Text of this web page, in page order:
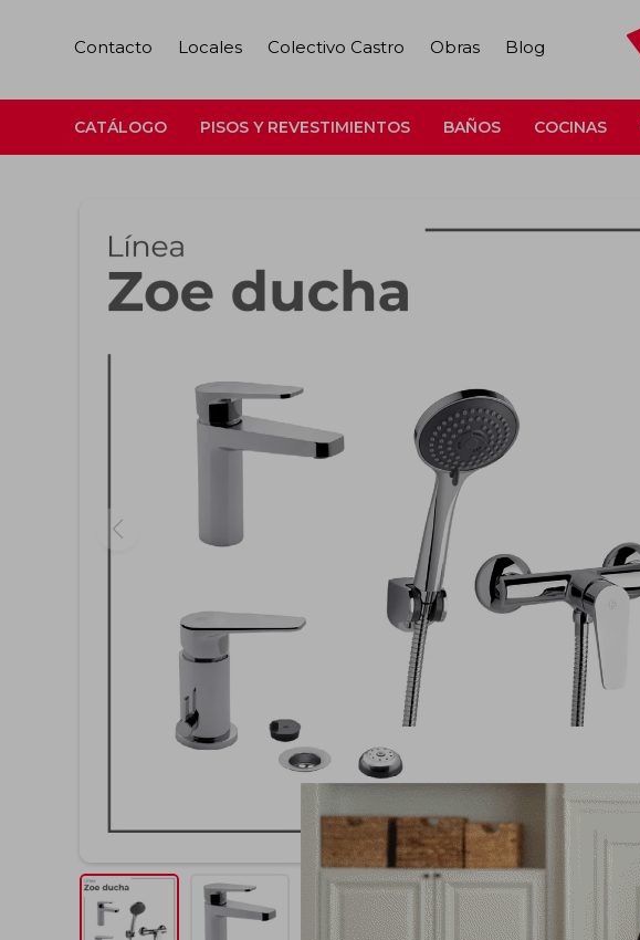
CATÁLOGO PISOS Y REVESTIMIENTOS BAÑOS COCINAS
Contacto Locales Colectivo Castro Obras Blog